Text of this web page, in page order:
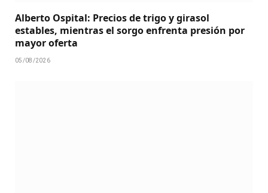
Alberto Ospital: Precios de trigo y girasol
estables, mientras el sorgo enfrenta presión por
mayor oferta
05/08/2026